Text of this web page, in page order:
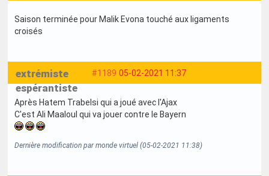
Saison terminée pour Malik Evona touché aux ligaments
croisés
#1189 05-02-2021 11:37
extrémiste
espérantiste
Après Hatem Trabelsi qui a joué avec l'Ajax
C'est Ali Maaloul qui va jouer contre le Bayern
Dernière modification par monde virtuel (05-02-2021 11:38)